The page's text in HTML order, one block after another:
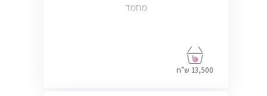
מחמד
13,500 ש"ח